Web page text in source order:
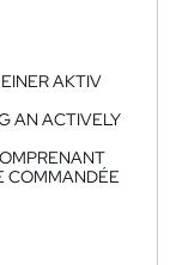
AKTIV
AN ACTIVELY
COMMANDÉE